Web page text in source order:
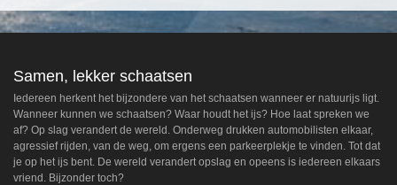
Samen, lekker schaatsen
Iedereen herkent het bijzondere van het schaatsen wanneer er natuurijs ligt.
Wanneer kunnen we schaatsen? Waar houdt het ijs? Hoe laat spreken we
af? Op slag verandert de wereld. Onderweg drukken automobilisten elkaar,
agressief rijden, van de weg, om ergens een parkeerplekje te vinden. Tot dat
je op het ijs bent. De wereld verandert opslag en opeens is iedereen elkaars
vriend. Bijzonder toch?